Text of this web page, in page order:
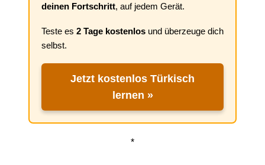
deinen Fortschritt, auf jedem Gerät.
Teste es 2 Tage kostenlos und überzeuge dich
selbst.
Jetzt kostenlos Türkisch
lernen »
*